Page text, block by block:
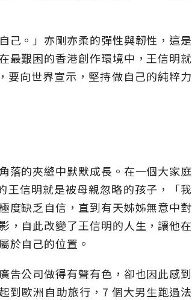
己。」亦剛亦柔的彈性與韌性，這是
最艱困的香港創作環境中，王信明就
向世界宣示，堅持做自己的純粹力
落的夾縫中默默成長。在一個大家庭
王信明就是被母親忽略的孩子，「我
度缺乏自信，直到有天姊姊無意中對
，自此改變了王信明的人生，讓他在
於自己的位置。
告公司做得有聲有色，卻也因此感到
到歐洲自助旅行，7 個大男生跑過法